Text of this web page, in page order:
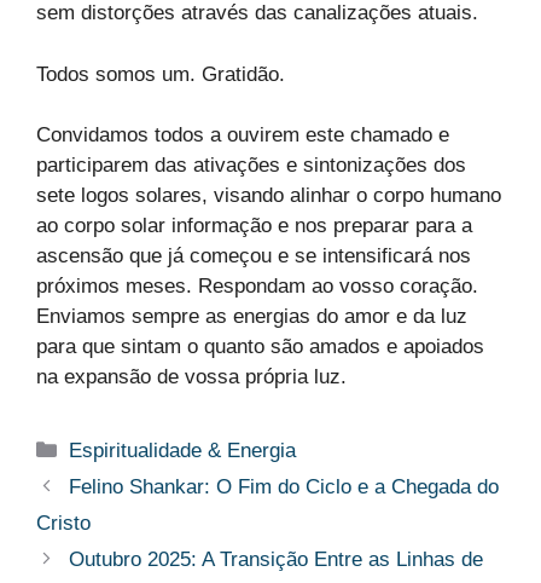
sem distorções através das canalizações atuais.
Todos somos um. Gratidão.
Convidamos todos a ouvirem este chamado e
participarem das ativações e sintonizações dos
sete logos solares, visando alinhar o corpo humano
ao corpo solar informação e nos preparar para a
ascensão que já começou e se intensificará nos
próximos meses. Respondam ao vosso coração.
Enviamos sempre as energias do amor e da luz
para que sintam o quanto são amados e apoiados
na expansão de vossa própria luz.
Categorias
Espiritualidade & Energia
Felino Shankar: O Fim do Ciclo e a Chegada do
Cristo
Outubro 2025: A Transição Entre as Linhas de